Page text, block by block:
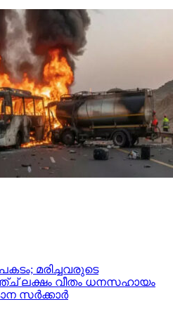
മരിച്ചവരുടെ
ലക്ഷം വീതം ധനസഹായം
സര്‍ക്കാര്‍